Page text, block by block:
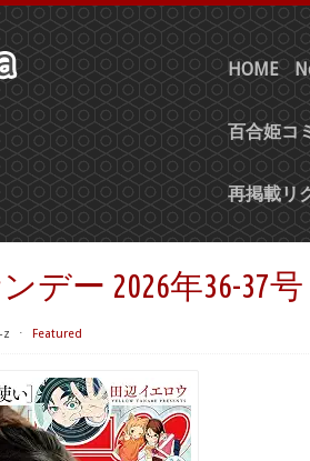
HOME
百合姫コ
再掲載リ
デー 2026年36-37号
z ⋅ Featured